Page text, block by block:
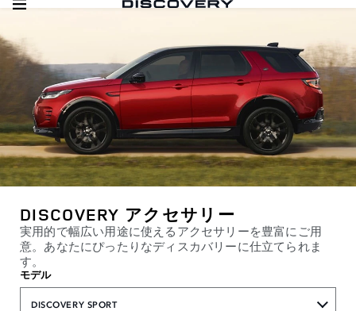
DISCOVERY アクセサリー
実用的で幅広い用途に使えるアクセサリーを豊富にご用
意。あなたにぴったりなディスカバリーに仕立てられま
す。
モデル
DISCOVERY SPORT